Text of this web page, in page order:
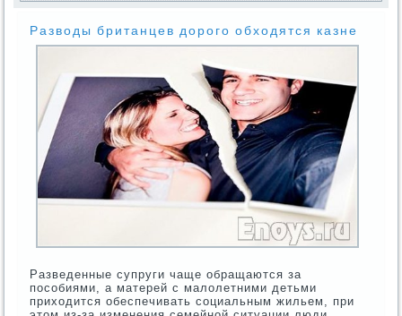
Разводы британцев дорого обходятся казне
Разведенные супруги чаще обращаются за
пособиями, а матерей с малолетними детьми
приходится обеспечивать социальным жильем, при